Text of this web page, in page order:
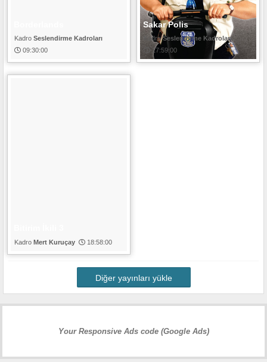
Seslendirme Kadroları
09:30:00
Sakar Polis
Seslendirme Kadroları
17:59:00
Mert Kuruçay 18:58:00
Diğer yayınları yükle
Your Responsive Ads code (Google Ads)